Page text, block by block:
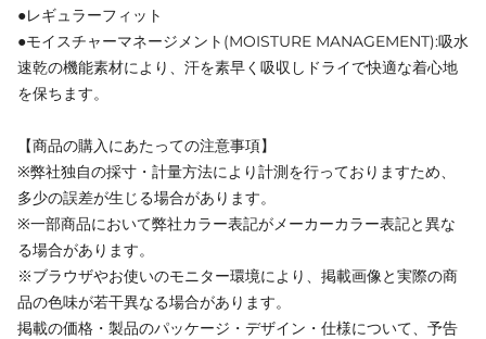
●レギュラーフィット
●モイスチャーマネージメント(MOISTURE MANAGEMENT):吸水
速乾の機能素材により、汗を素早く吸収しドライで快適な着心地
を保ちます。
【商品の購入にあたっての注意事項】
※弊社独自の採寸・計量方法により計測を行っておりますため、
多少の誤差が生じる場合があります。
※一部商品において弊社カラー表記がメーカーカラー表記と異な
る場合があります。
※ブラウザやお使いのモニター環境により、掲載画像と実際の商
品の色味が若干異なる場合があります。
掲載の価格・製品のパッケージ・デザイン・仕様について、予告